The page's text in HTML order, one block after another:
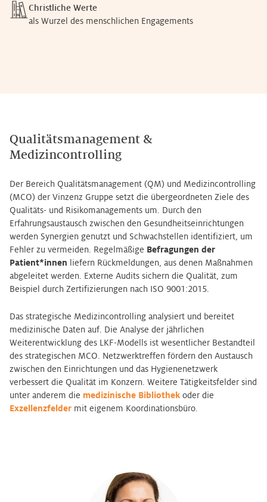
Christliche Werte
als Wurzel des menschlichen Engagements
Qualitätsmanagement &
Medizincontrolling
Der Bereich Qualitätsmanagement (QM) und Medizincontrolling
(MCO) der Vinzenz Gruppe setzt die übergeordneten Ziele des
Qualitäts- und Risikomanagements um. Durch den
Erfahrungsaustausch zwischen den Gesundheitseinrichtungen
werden Synergien genutzt und Schwachstellen identifiziert, um
Fehler zu vermeiden. Regelmäßige Befragungen der
Patient*innen liefern Rückmeldungen, aus denen Maßnahmen
abgeleitet werden. Externe Audits sichern die Qualität, zum
Beispiel durch Zertifizierungen nach ISO 9001:2015.
Das strategische Medizincontrolling analysiert und bereitet
medizinische Daten auf. Die Analyse der jährlichen
Weiterentwicklung des LKF-Modells ist wesentlicher Bestandteil
des strategischen MCO. Netzwerktreffen fördern den Austausch
zwischen den Einrichtungen und das Hygienenetzwerk
verbessert die Qualität im Konzern. Weitere Tätigkeitsfelder sind
unter anderem die medizinische Bibliothek oder die
Exzellenzfelder mit eigenem Koordinationsbüro.